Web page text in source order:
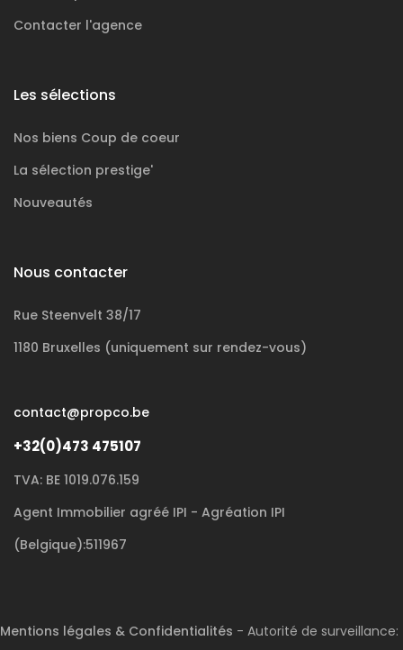
Contacter l'agence
Les sélections
Nos biens Coup de coeur
La sélection prestige'
Nouveautés
Nous contacter
Rue Steenvelt 38/17
1180 Bruxelles (uniquement sur rendez-vous)
contact@propco.be
+32(0)473 475107
TVA: BE 1019.076.159
Agent Immobilier agréé IPI - Agréation IPI
(Belgique):511967
Mentions légales & Confidentialités - Autorité de surveillance: